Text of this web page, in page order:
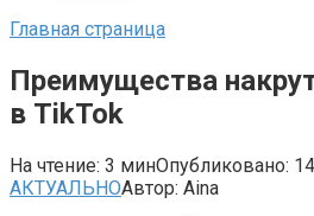
Главная страница
Преимущества
в TikTok
На чтение: 3 минОпубликовано:
АКТУАЛЬНОАвтор: Aina